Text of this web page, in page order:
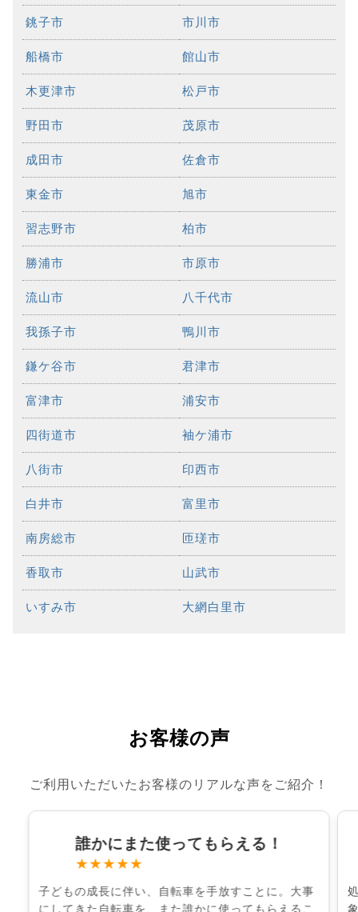
銚子市 市川市
船橋市 館山市
木更津市 松戸市
野田市 茂原市
成田市 佐倉市
東金市 旭市
習志野市 柏市
勝浦市 市原市
流山市 八千代市
我孫子市 鴨川市
鎌ケ谷市 君津市
富津市 浦安市
四街道市 袖ケ浦市
八街市 印西市
白井市 富里市
南房総市 匝瑳市
香取市 山武市
いすみ市 大網白里市
お客様の声
ご利用いただいたお客様のリアルな声をご紹介！
誰かにまた使ってもらえる！
★★★★★
子どもの成長に伴い、自転車を手放すことに。大事
にしてきた自転車を、また誰かに使ってもらえるこ